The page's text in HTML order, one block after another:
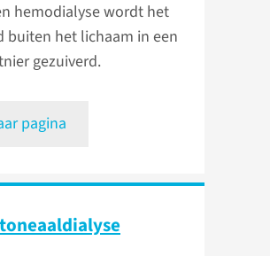
hemodialyse wordt het
buiten het lichaam in een
gezuiverd.
pagina